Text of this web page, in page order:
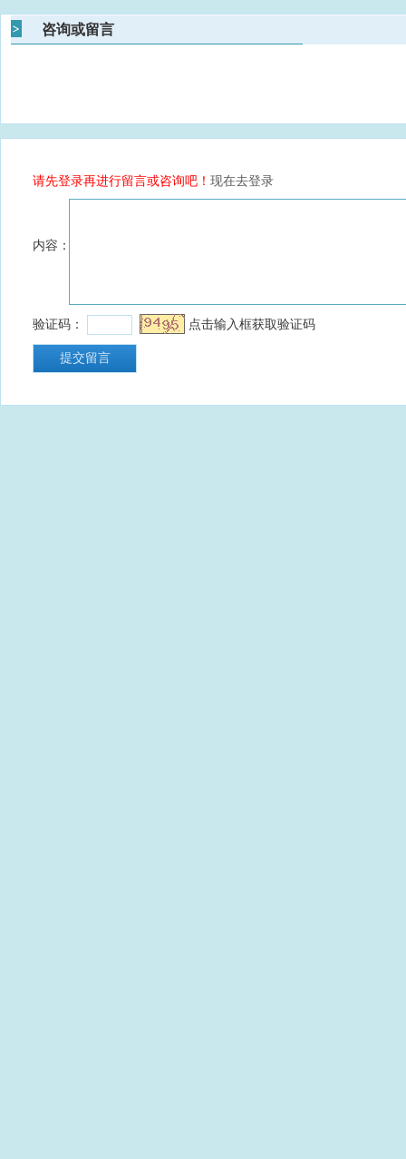
咨询或留言
请先登录再进行留言或咨询吧！ 现在去登录
内容：
验证码： 点击输入框获取验证码